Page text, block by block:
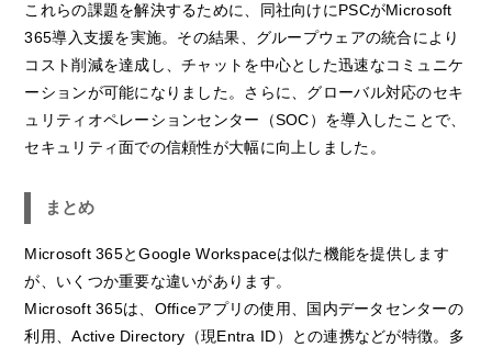
これらの課題を解決するために、同社向けにPSCがMicrosoft
365導入支援を実施。その結果、グループウェアの統合により
コスト削減を達成し、チャットを中心とした迅速なコミュニケ
ーションが可能になりました。さらに、グローバル対応のセキ
ュリティオペレーションセンター（SOC）を導入したことで、
セキュリティ面での信頼性が大幅に向上しました。
まとめ
Microsoft 365とGoogle Workspaceは似た機能を提供します
が、いくつか重要な違いがあります。
Microsoft 365は、Officeアプリの使用、国内データセンターの
利用、Active Directory（現Entra ID）との連携などが特徴。多